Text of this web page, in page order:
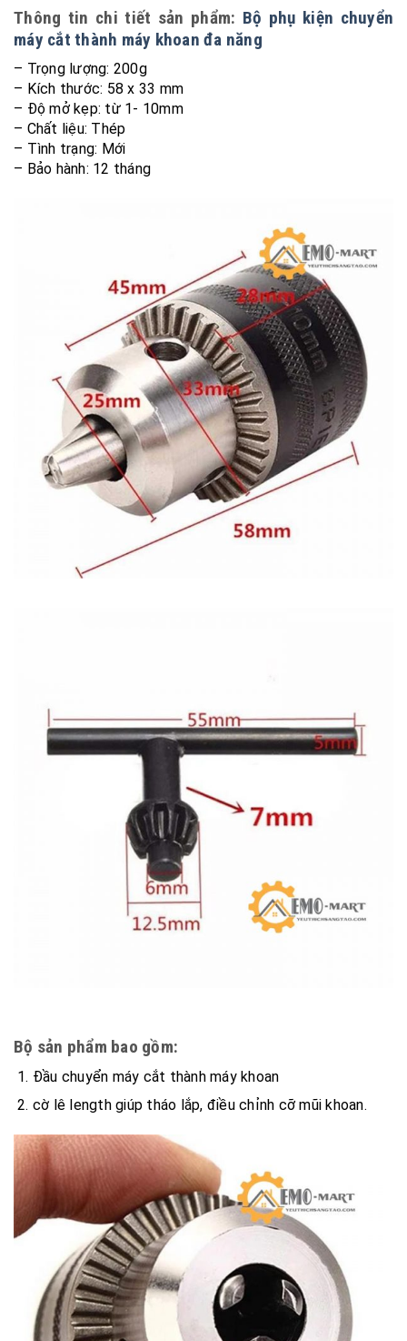
Thông tin chi tiết sản phẩm: Bộ phụ kiện chuyển
máy cắt thành máy khoan đa năng
– Trọng lượng: 200g
– Kích thước: 58 x 33 mm
– Độ mở kẹp: từ 1- 10mm
– Chất liệu: Thép
– Tình trạng: Mới
– Bảo hành: 12 tháng
Bộ sản phẩm bao gồm:
Đầu chuyển máy cắt thành máy khoan
cờ lê length giúp tháo lắp, điều chỉnh cỡ mũi khoan.